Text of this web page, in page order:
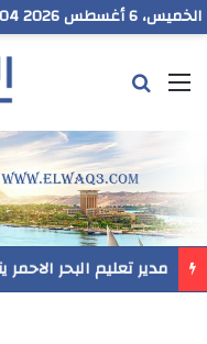
الخميس، 6 أغسطس 2026 4:04 ص
القائمة